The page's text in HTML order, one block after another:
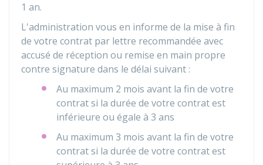
1 an.
L'administration vous en informe de la mise à fin
de votre contrat par lettre recommandée avec
accusé de réception ou remise en main propre
contre signature dans le délai suivant :
Au maximum 2 mois avant la fin de votre
contrat si la durée de votre contrat est
inférieure ou égale à 3 ans
Au maximum 3 mois avant la fin de votre
contrat si la durée de votre contrat est